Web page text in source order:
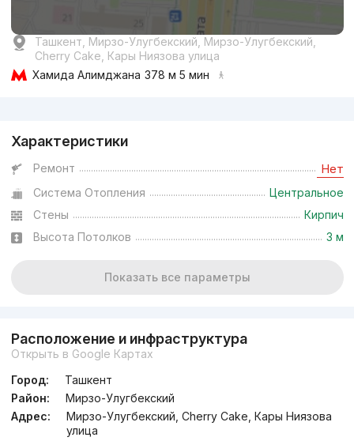
Ташкент, Мирзо-Улугбекский, Мирзо-Улугбекский,
Cherry Cake, Кары Ниязова улица
Хамида Алимджана 378 м 5 мин
Характеристики
Ремонт Нет
Система Отопления
Центральное
Стены
Кирпич
Высота Потолков
3 м
Показать все параметры
Расположение и инфраструктура
Открыть в Google Картах
Город:
Ташкент
Район:
Мирзо-Улугбекский
Адрес:
Мирзо-Улугбекский, Cherry Cake, Кары Ниязова
улица